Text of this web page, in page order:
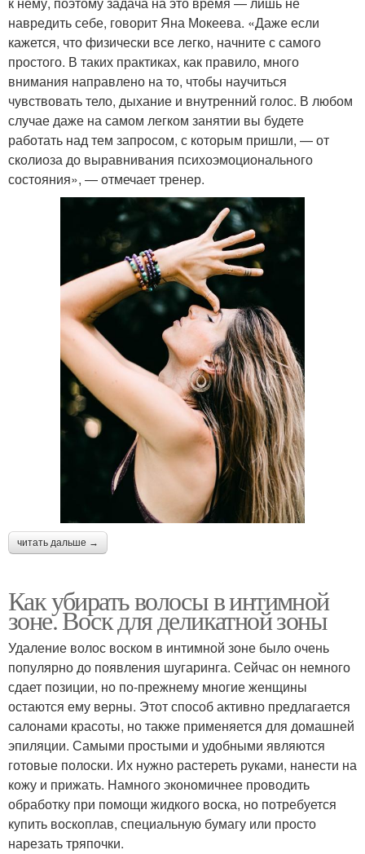
навредить себе, говорит Яна Мокеева. «Даже если
кажется, что физически все легко, начните с самого
простого. В таких практиках, как правило, много
внимания направлено на то, чтобы научиться
чувствовать тело, дыхание и внутренний голос. В любом
случае даже на самом легком занятии вы будете
работать над тем запросом, с которым пришли, — от
сколиоза до выравнивания психоэмоционального
состояния», — отмечает тренер.
читать дальше →
Как убирать волосы в интимной
зоне. Воск для деликатной зоны
Удаление волос воском в интимной зоне было очень
популярно до появления шугаринга. Сейчас он немного
сдает позиции, но по-прежнему многие женщины
остаются ему верны. Этот способ активно предлагается
салонами красоты, но также применяется для домашней
эпиляции. Самыми простыми и удобными являются
готовые полоски. Их нужно растереть руками, нанести на
кожу и прижать. Намного экономичнее проводить
обработку при помощи жидкого воска, но потребуется
купить воскоплав, специальную бумагу или просто
нарезать тряпочки.